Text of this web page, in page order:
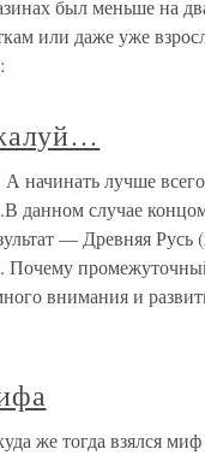
был меньше на
или даже уже
лучше всего
данном случае
— Древняя Русь
Почему
внимания и
же тогда взялся